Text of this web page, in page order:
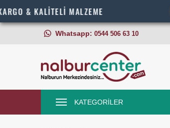
KALİTELİ MALZEME
Whatsapp: 0544 506 63 10
KATEGORİLER